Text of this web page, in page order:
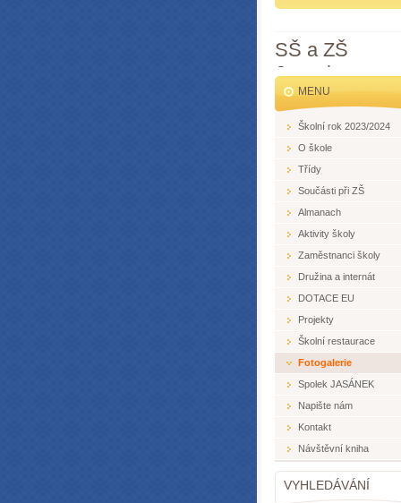
SŠ a ZŠ
Jesenice
MENU
Školní rok 2023/2024
O škole
Třídy
Součásti při ZŠ
Almanach
Aktivity školy
Zaměstnanci školy
Družina a internát
DOTACE EU
Projekty
Školní restaurace
Fotogalerie
Spolek JASÁNEK
Napište nám
Kontakt
Návštěvní kniha
VYHLEDÁVÁNÍ